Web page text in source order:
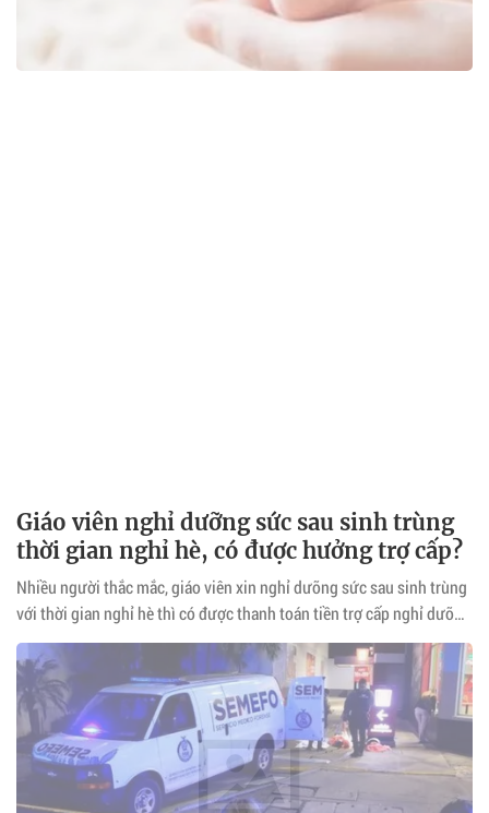
Giáo viên nghỉ dưỡng sức sau sinh trùng
thời gian nghỉ hè, có được hưởng trợ cấp?
Nhiều người thắc mắc, giáo viên xin nghỉ dưỡng sức sau sinh trùng
với thời gian nghỉ hè thì có được thanh toán tiền trợ cấp nghỉ dưỡng
sức sau sinh không?